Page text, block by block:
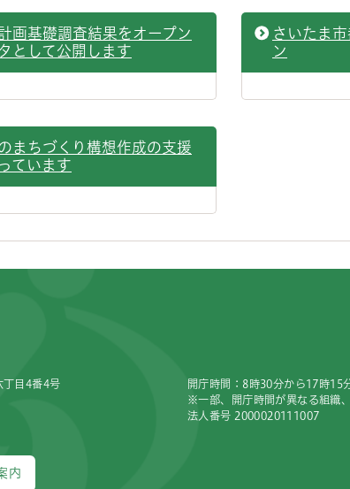
画基礎調査結果をオープン
として公開します
さいたま
ン
まちづくり構想作成の支援
ています
丁目4番4号
内
開庁時間：8時30分から17時15
※一部、開庁時間が異なる組織
法人番号 2000020111007